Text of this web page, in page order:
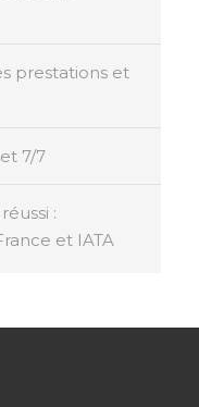
prestations et
7/7
:
et IATA